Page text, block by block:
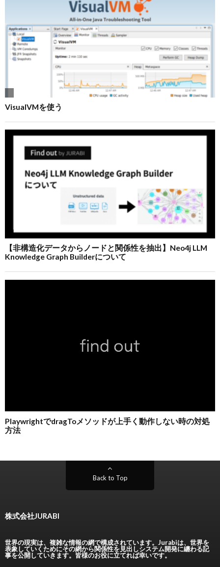
Back to Top
株式会社JURABI
世界の現実は、複雑な情報の網で構成されています。Jurabiは、世界を
表象していくためにその網から関係性を見出しシステム開発に纏わる記
事を公開していきます。皆様のお役に立てれば幸いです。